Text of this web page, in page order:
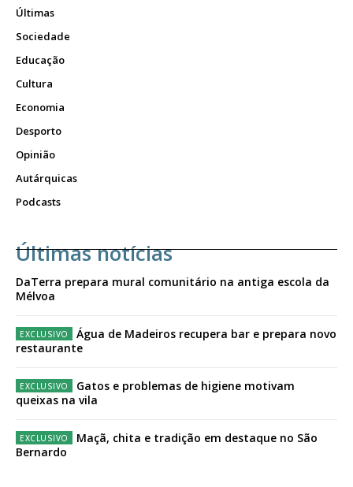
Últimas
Sociedade
Educação
Cultura
Economia
Desporto
Opinião
Autárquicas
Podcasts
Últimas notícias
DaTerra prepara mural comunitário na antiga escola da
Mélvoa
Água de Madeiros recupera bar e prepara novo
restaurante
Gatos e problemas de higiene motivam
queixas na vila
Maçã, chita e tradição em destaque no São
Bernardo